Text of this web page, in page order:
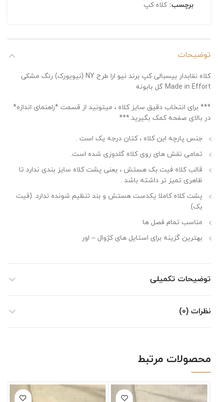
برچسب: کلاه کپ
توضیحات
کلاه نقابدار بیسبالی کپ برند نیو ارا طرح NY (نیویورک) رنگ مشکی
Made in Effort گل بابونه
*** برای انتخاب دقیق سایز کلاه ، میتونید از قسمت *راهنمای اندازه*
در بالای صفحه کمک بگیرید.***
جنس پارچه این کلاه ، کتان درجه یک است .
تمامی نقش های روی کلاه گلدوزی شده است.
قالب کلاه فیت بک هستش ، یعنی پشت کلاه سایز بندی ندارد تا
ظاهری تمیز تر داشته باشد .
پشت کلاه کاملا یکدست هستش و بند تنظیم شونده ندارد. (فیت
بک)
مناسب تمام فصل ها
بهترین گزینه برای استایل های کژوال – اور
توضیحات تکمیلی
نظرات (0)
محصولات مرتبط